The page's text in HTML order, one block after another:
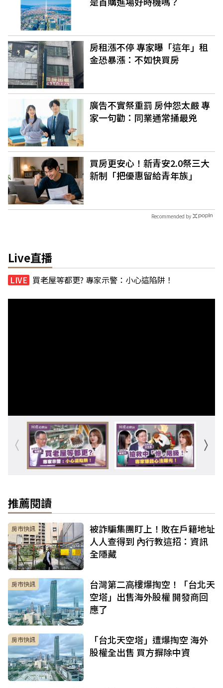
房租漲不停 專家曝「這年」租
金恐暴漲：不如快買房
廣告不實祭重罰 房仲怨太嚴 專
家一句勸：同業通常捅最兇
買房更安心！新青安2.0祭三大
新制「把優惠留給青年族」
Recommended by
Live直播
買老屋等都更? 專家示警：小心這陷阱！
推薦閱讀
房市快訊
被詐騙集團盯上！敗在戶籍地址
人人查得到 內行教這招：資訊
全隱藏
房市快訊
台灣第二高樓爆掏空！「台北天
空塔」出售海外股權 開發商回
應了
房市快訊
「台北天空塔」遭爆掏空 海外
股權全出售 買方摒除中資